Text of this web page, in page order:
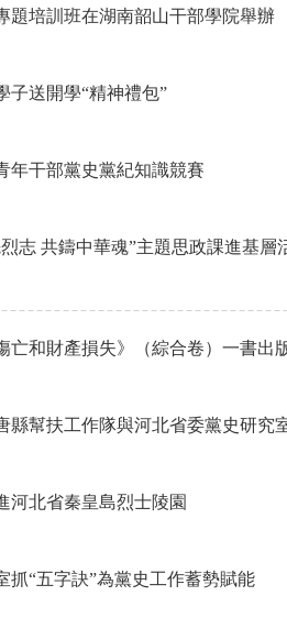
題培訓班在湖南韶山干部學院舉辦
子送開學“精神禮包”
年干部黨史黨紀知識競賽
志 共鑄中華魂”主題思政課進基層
亡和財產損失》（綜合卷）一書出
縣幫扶工作隊與河北省委黨史研究
河北省秦皇島烈士陵園
抓“五字訣”為黨史工作蓄勢賦能